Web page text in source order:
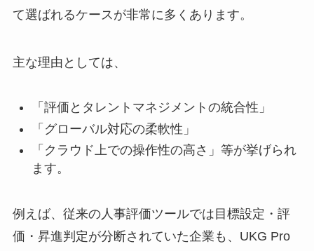
て選ばれるケースが非常に多くあります。
主な理由としては、
「評価とタレントマネジメントの統合性」
「グローバル対応の柔軟性」
「クラウド上での操作性の高さ」等が挙げられ
ます。
例えば、従来の人事評価ツールでは目標設定・評
価・昇進判定が分断されていた企業も、UKG Pro